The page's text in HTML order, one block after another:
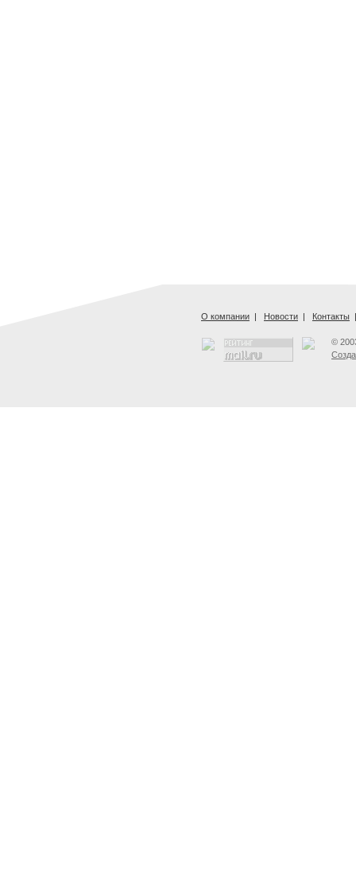
О компании | Новости | Контакты |
©